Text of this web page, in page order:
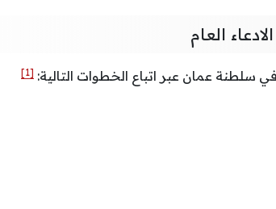
العام
سلطنة عمان عبر اتباع الخطوات التالية: [1]